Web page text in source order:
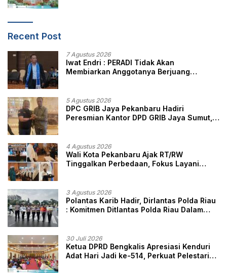
Recent Post
7 Agustus 2026
Iwat Endri : PERADI Tidak Akan
Membiarkan Anggotanya Berjuang
5 Agustus 2026
DPC GRIB Jaya Pekanbaru Hadiri
Peresmian Kantor DPD GRIB Jaya Sumut,
4 Agustus 2026
Wali Kota Pekanbaru Ajak RT/RW
Tinggalkan Perbedaan, Fokus Layani
3 Agustus 2026
Polantas Karib Hadir, Dirlantas Polda Riau
: Komitmen Ditlantas Polda Riau Dalam
30 Juli 2026
Ketua DPRD Bengkalis Apresiasi Kenduri
Adat Hari Jadi ke-514, Perkuat Pelestarian